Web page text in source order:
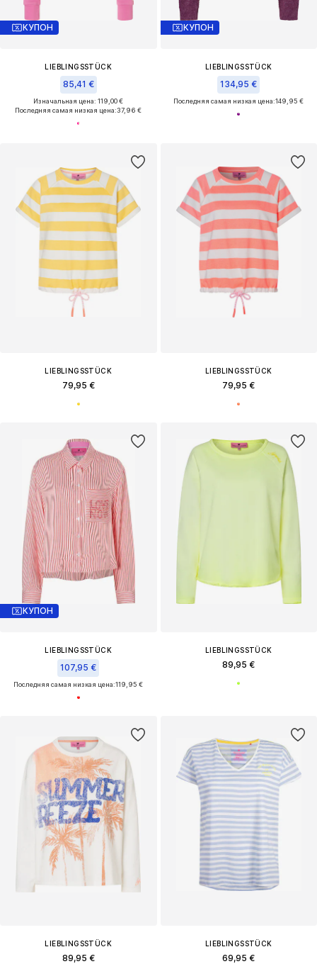
КУПОН
LIEBLINGSSTÜCK
85,41 €
Изначальная цена: 119,00 €
Последняя самая низкая цена:37,96 €
КУПОН
LIEBLINGSSTÜCK
134,95 €
Последняя самая низкая цена:149,95 €
LIEBLINGSSTÜCK
79,95 €
LIEBLINGSSTÜCK
79,95 €
КУПОН
LIEBLINGSSTÜCK
107,95 €
Последняя самая низкая цена:119,95 €
LIEBLINGSSTÜCK
89,95 €
LIEBLINGSSTÜCK
89,95 €
LIEBLINGSSTÜCK
69,95 €